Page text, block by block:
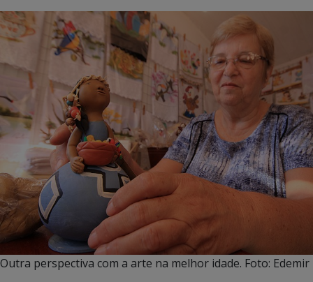
Outra perspectiva com a arte na melhor idade. Foto: